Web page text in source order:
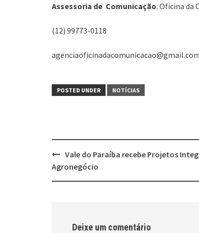
Assessoria de Comunicação: Oficina da
(12) 99773-0118
POSTED UNDER NOTÍCIAS
Post
navigation
Vale do Paraíba recebe Projetos
Agronegócio
Deixe um comentário